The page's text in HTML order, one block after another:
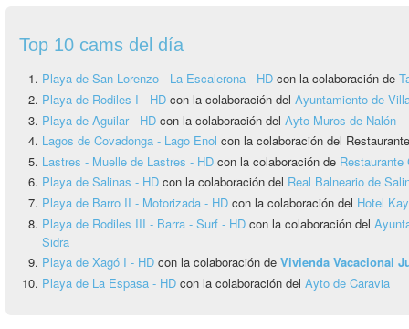
Top 10 cams del día
Playa de San Lorenzo - La Escalerona - HD con la colaboración de
Playa de Rodiles I - HD con la colaboración del Ayuntamiento de
Playa de Aguilar - HD con la colaboración del Ayto Muros de Nalón
Lagos de Covadonga - Lago Enol con la colaboración del
Lastres - Muelle de Lastres - HD con la colaboración de
Playa de Salinas - HD con la colaboración del Real Balneario de
Playa de Barro II - Motorizada - HD con la colaboración del Hotel
Playa de Rodiles III - Barra - Surf - HD con la colaboración del
Sidra
Playa de Xagó I - HD con la colaboración de Vivienda Vacacional
Playa de La Espasa - HD con la colaboración del Ayto de Caravia